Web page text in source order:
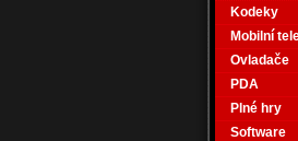
Kodeky
Mobilní
Ovladače
PDA
Plné hry
Software